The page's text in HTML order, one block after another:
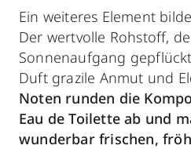
Ein weiteres Element
Der wertvolle Rohstoff,
Sonnenaufgang
Duft grazile Anmut und
Noten runden die
Eau de Toilette ab und
wunderbar frischen,